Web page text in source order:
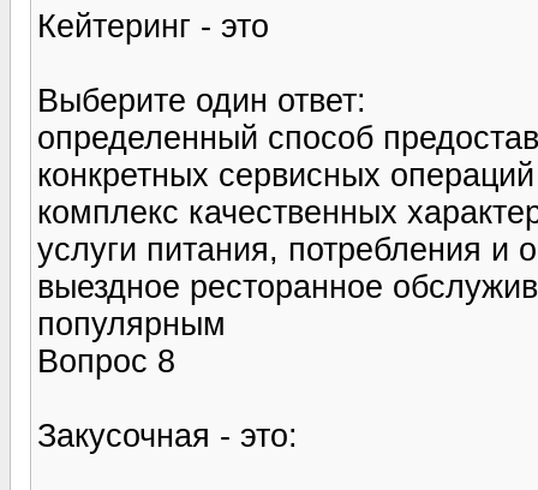
Кейтеринг - это
Выберите один ответ:
определенный способ
конкретных сервисных
комплекс качественных
услуги питания, потребления и
выездное ресторанное
популярным
Вопрос 8
Закусочная - это: